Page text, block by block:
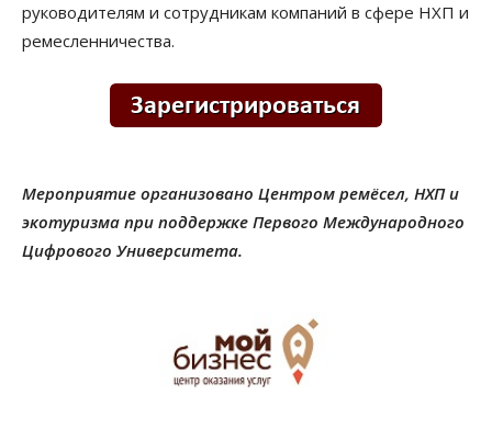
руководителям и сотрудникам компаний в сфере НХП и
ремесленничества.
Мероприятие организовано Центром ремёсел, НХП и
экотуризма при поддержке Первого Международного
Цифрового Университета.